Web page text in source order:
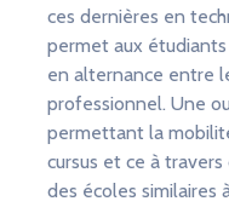
ces dernières en
permet aux
en alternance entre
professionnel. Une
permettant la
cursus et ce à
des écoles similaires